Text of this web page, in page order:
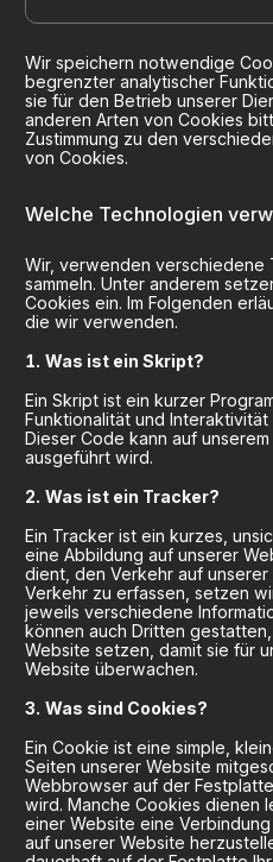
Wir speichern notwendige
begrenzter analytischer
sie für den Betrieb unserer
anderen Arten von Cookies
Zustimmung zu den
von Cookies.
Welche Technologien
Wir, verwenden verschiedene
sammeln. Unter anderem
Cookies ein. Im Folgenden
die wir verwenden.
Was ist ein Skript?
Ein Skript ist ein kurzer
Funktionalität und
Dieser Code kann auf
ausgeführt wird.
Was ist ein Tracker?
Ein Tracker ist ein kurzes,
eine Abbildung auf unserer
dient, den Verkehr auf
Verkehr zu erfassen, setzen
jeweils verschiedene
können auch Dritten
Website setzen, damit sie für
Website überwachen.
Was sind Cookies?
Ein Cookie ist eine simple,
Seiten unserer Website
Webbrowser auf der
wird. Manche Cookies dienen
einer Website eine
auf unserer Website